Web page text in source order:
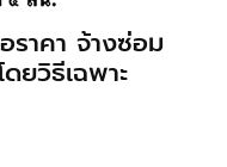
ราคา จ้างซ่อม
ยวิธีเฉพาะ